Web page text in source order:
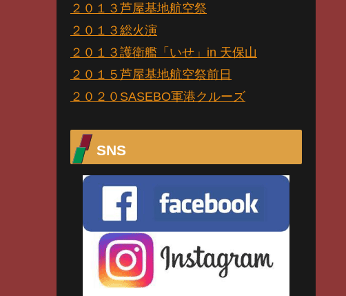
２０１３芦屋基地航空祭
２０１３総火演
２０１３護衛艦「いせ」in 天保山
２０１５芦屋基地航空祭前日
２０２０SASEBO軍港クルーズ
SNS